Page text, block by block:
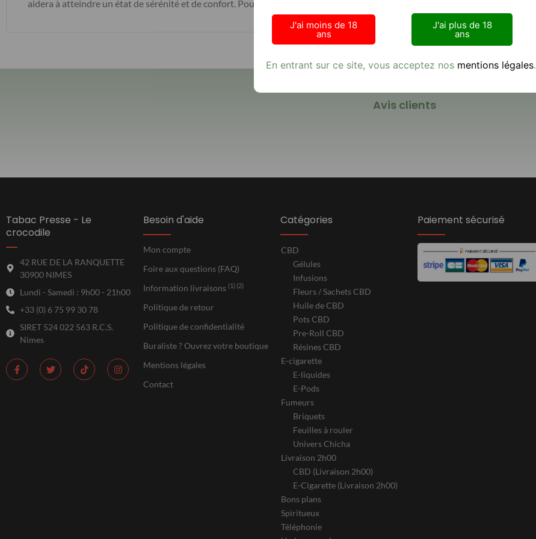
aidera à atteindre un état de sérénité et de confort. Pour en savoir plus sur nos produits CBD, visitez notre page dédiée :
Avis clients
Tabac Presse - Le
crocodile
42 RUE DE LA RANQUETTE
30900 NIMES
Lundi - Samedi : 9h00 - 21h00
+33 (0) 6 75 99 30 78
SIRET 524 022 563 R.C.S.
Nimes
Besoin d'aide
Mon compte
Foire aux questions (FAQ)
Information livraisons (1) (2)
Politique de retour
Politique de confidentialité
Buraliste ? Ouvrez votre boutique
Mentions légales
Contact
Catégories
CBD
Gélules
Infusions
Fleurs / Sachets CBD
Huile de CBD
Pots CBD
Pre-Roll CBD
Résines CBD
E-cigarette
E-liquides
E-Pods
Fumeurs
Briquets
Feuilles à rouler
Univers Chicha
Livraison 2h00
CBD (Livraison 2h00)
E-Cigarette (Livraison 2h00)
Bons plans
Spiritueux
Téléphonie
Paiement sécurisé
J'ai moins de 18
ans
J'ai plus de 18
ans
En entrant sur ce site, vous acceptez nos mentions légales.